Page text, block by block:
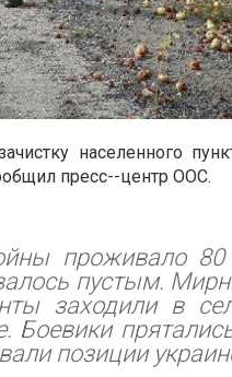
населенного
пресс--центр ООС.
проживало 80
пустым.
заходили в
Боевики
позиции